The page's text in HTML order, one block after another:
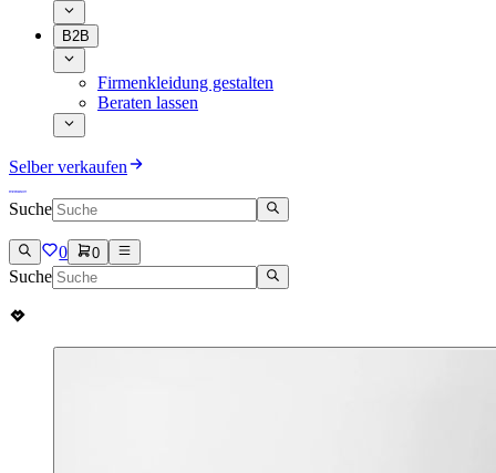
B2B
Firmenkleidung gestalten
Beraten lassen
Selber verkaufen
Suche
0 0
Suche